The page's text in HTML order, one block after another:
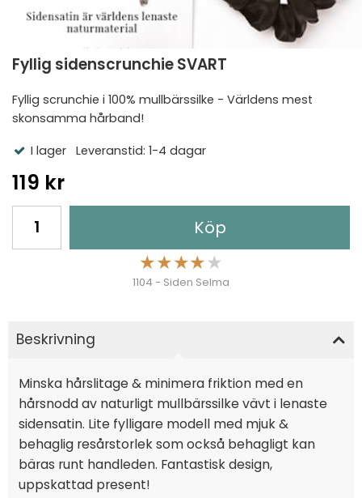
Fyllig sidenscrunchie SVART
Fyllig scrunchie i 100% mullbärssilke - Världens mest
skonsamma hårband!
I lager Leveranstid: 1-4 dagar
119 kr
Köp
★★★★★
1104 - Siden Selma
Beskrivning
Minska hårslitage & minimera friktion med en
hårsnodd av naturligt mullbärssilke vävt i lenaste
sidensatin. Lite fylligare modell med mjuk &
behaglig resårstorlek som också behagligt kan
bäras runt handleden. Fantastisk design,
uppskattad present!